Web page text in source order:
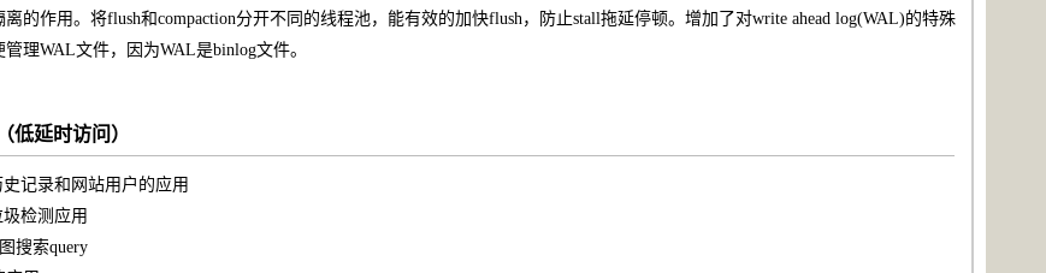
的作用。将flush和compaction分开不同的线程池，能有效的加快flush，防止stall拖延停顿。增加了对write ahead log(WAL)的特殊
理WAL文件，因为WAL是binlog文件。
低延时访问）
记录和网站用户的应用
检测应用
搜索query